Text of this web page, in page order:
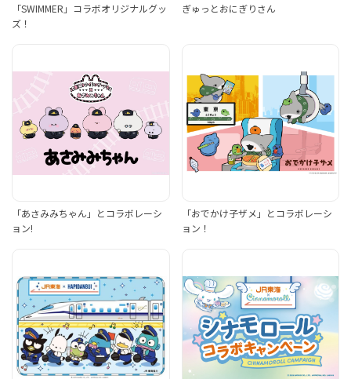
「SWIMMER」コラボオリジナルグッ
ズ！
ぎゅっとおにぎりさん
「あさみみちゃん」とコラボレーシ
ョン!
「おでかけ子ザメ」とコラボレーシ
ョン！